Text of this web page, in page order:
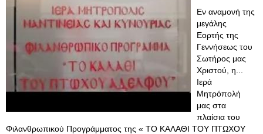
Εν αναμονή της
μεγάλης
Εορτής της
Γεννήσεως του
Σωτήρoς μας
Χριστού, η...
Ιερά
Μητρόπολή
μας στα
πλαίσια του
Φιλανθρωπικού Προγράμματος της « ΤΟ ΚΑΛΑΘΙ ΤΟΥ ΠΤΩΧΟΥ